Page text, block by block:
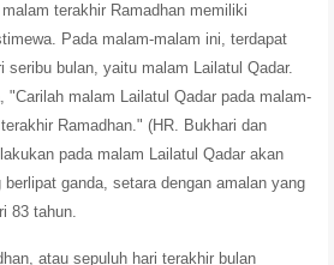
terakhir Ramadhan memiliki
Pada malam-malam ini, terdapat
seribu bulan, yaitu malam Lailatul Qadar.
"Carilah malam Lailatul Qadar pada malam-
Ramadhan." (HR. Bukhari dan
pada malam Lailatul Qadar akan
ganda, setara dengan amalan yang
83 tahun.
atau sepuluh hari terakhir bulan